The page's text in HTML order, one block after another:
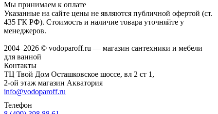
Мы принимаем к оплате
Указанные на сайте цены не являются публичной офертой (ст.
435 ГК РФ). Стоимость и наличие товара уточняйте у
менеджеров.
2004–2026 © vodoparoff.ru — магазин сантехники и мебели
для ванной
Контакты
ТЦ Твой Дом Осташковское шоссе, вл 2 ст 1,
2-ой этаж магазин Акватория
info@vodoparoff.ru
Телефон